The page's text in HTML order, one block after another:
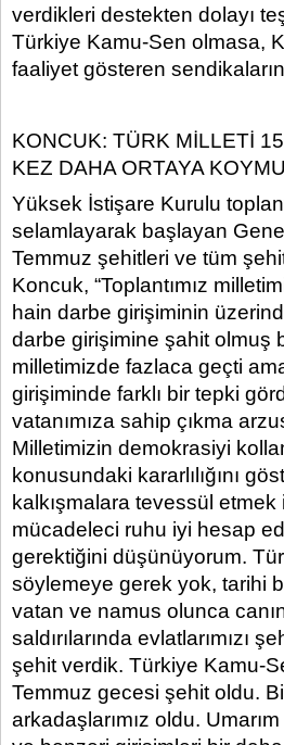
verdikleri destekten dolayı
Türkiye Kamu-Sen olmasa,
faaliyet gösteren
KONCUK: TÜRK MİLLETİ
KEZ DAHA ORTAYA
Yüksek İstişare Kurulu
selamlayarak başlayan
Temmuz şehitleri ve tüm
Koncuk, “Toplantımız
hain darbe girişiminin
darbe girişimine şahit olmuş
milletimizde fazlaca geçti
girişiminde farklı bir tepki
vatanımıza sahip çıkma
Milletimizin demokrasiyi
konusundaki kararlılığını
kalkışmalara tevessül
mücadeleci ruhu iyi hesap
gerektiğini düşünüyorum.
söylemeye gerek yok, tarihi
vatan ve namus olunca
saldırılarında evlatlarımızı
şehit verdik. Türkiye Kamu-
Temmuz gecesi şehit oldu.
arkadaşlarımız oldu.